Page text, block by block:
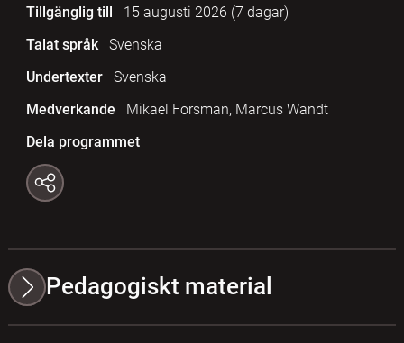
Tillgänglig till
15 augusti 2026 (7 dagar)
Talat språk
Svenska
Undertexter
Svenska
Medverkande
Mikael Forsman, Marcus Wandt
Dela programmet
Pedagogiskt material